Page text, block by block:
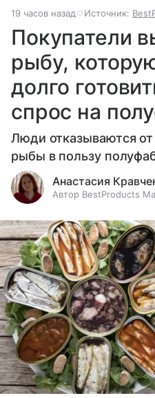
19 часов назад Источник:
Покупатели
рыбу,
долго
спрос на
Люди отказываются
рыбы в пользу
Анастасия
Автор BestProducts